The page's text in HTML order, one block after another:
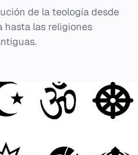
de la teología desde
hasta las religiones